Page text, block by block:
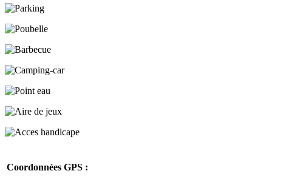
Coordonnées GPS :